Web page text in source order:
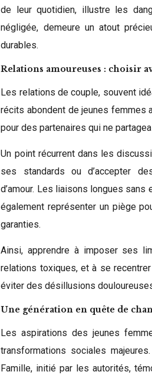
de leur quotidien, illustre les
négligée, demeure un atout
durables.
Relations amoureuses : choisir
Les relations de couple, souvent
récits abondent de jeunes femmes
pour des partenaires qui ne
Un point récurrent dans les
ses standards ou d’accepter
d’amour. Les liaisons longues
également représenter un piège
garanties.
Ainsi, apprendre à imposer ses
relations toxiques, et à se
éviter des désillusions
Une génération en quête de
Les aspirations des jeunes
transformations sociales
Famille, initié par les autorités,